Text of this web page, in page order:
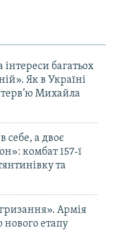
багатьох
Як в Україні
Михайла
себе, а двоє
комбат 157-ї
та
Армія
нового етапу